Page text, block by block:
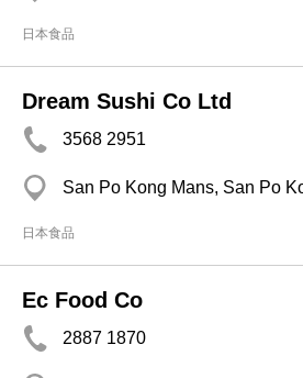
日本食品
Dream Sushi Co Ltd
3568 2951
San Po Kong Mans, San Po
日本食品
Ec Food Co
2887 1870